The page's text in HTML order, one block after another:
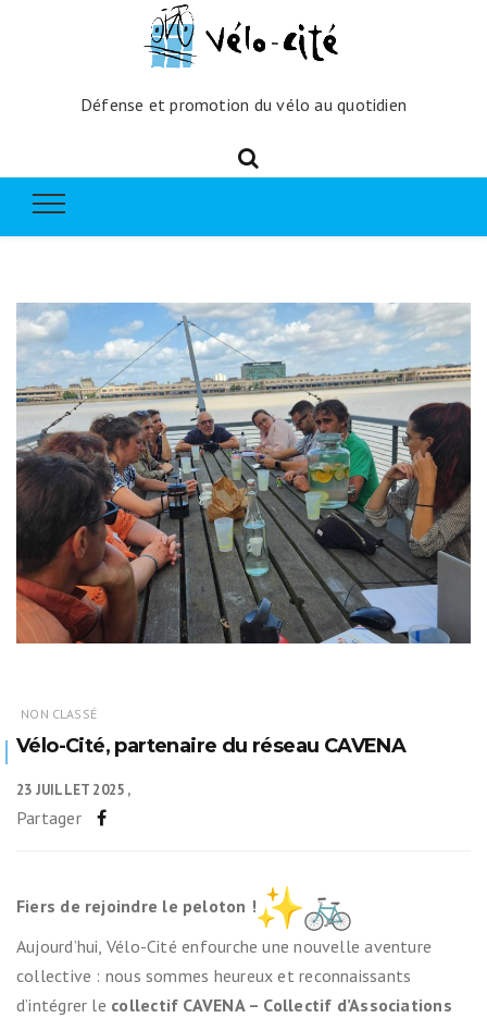
Défense et promotion du vélo au quotidien
NON CLASSÉ
Vélo-Cité, partenaire du réseau CAVENA
23 JUILLET 2025
Partager
Fiers de rejoindre le peloton !
Aujourd’hui, Vélo-Cité enfourche une nouvelle aventure
collective : nous sommes heureux et reconnaissants
d’intégrer le collectif CAVENA – Collectif d’Associations